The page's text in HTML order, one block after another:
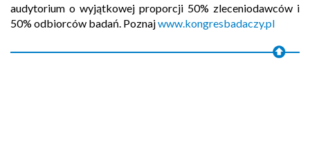
audytorium o wyjątkowej proporcji 50% zleceniodawców i
50% odbiorców badań. Poznajwww.kongresbadaczy.pl